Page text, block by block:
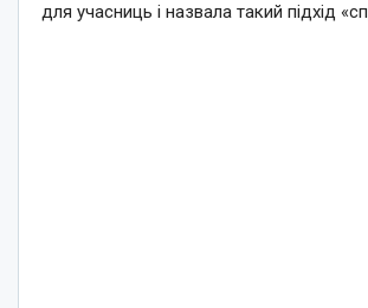
для учасниць і назвала такий підхід